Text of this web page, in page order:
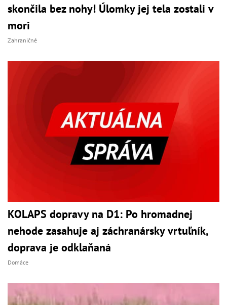
skončila bez nohy! Úlomky jej tela zostali v
mori
Zahraničné
KOLAPS dopravy na D1: Po hromadnej
nehode zasahuje aj záchranársky vrtuľník,
doprava je odklaňaná
Domáce